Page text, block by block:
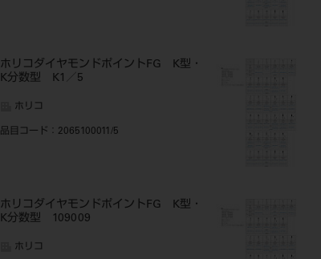
ホリコダイヤモンドポイントFG K型・
K分数型 K1／5
ホリコ
品目コード ：2065100011/5
ホリコダイヤモンドポイントFG K型・
K分数型 109009
ホリコ